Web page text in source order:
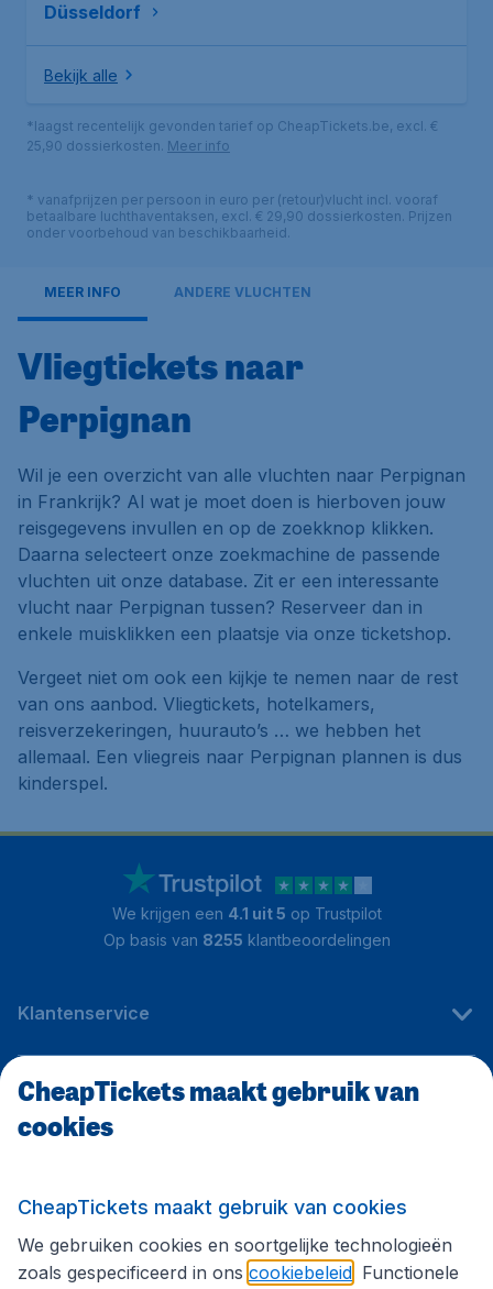
Düsseldorf
Bekijk alle
*laagst recentelijk gevonden tarief op CheapTickets.be, excl. €
25,90 dossierkosten. Meer info
* vanafprijzen per persoon in euro per (retour)vlucht incl. vooraf
betaalbare luchthaventaksen, excl. € 29,90 dossierkosten. Prijzen
onder voorbehoud van beschikbaarheid.
MEER INFO ANDERE VLUCHTEN
Vliegtickets naar
Perpignan
Wil je een overzicht van alle vluchten naar Perpignan
in Frankrijk? Al wat je moet doen is hierboven jouw
reisgegevens invullen en op de zoekknop klikken.
Daarna selecteert onze zoekmachine de passende
vluchten uit onze database. Zit er een interessante
vlucht naar Perpignan tussen? Reserveer dan in
enkele muisklikken een plaatsje via onze ticketshop.
Vergeet niet om ook een kijkje te nemen naar de rest
van ons aanbod. Vliegtickets, hotelkamers,
reisverzekeringen, huurauto’s … we hebben het
allemaal. Een vliegreis naar Perpignan plannen is dus
kinderspel.
We krijgen een 4.1 uit 5 op Trustpilot
Op basis van 8255 klantbeoordelingen
Klantenservice
CheapTickets.be
Volg CheapTickets.be
CheapTickets maakt gebruik van
cookies
CheapTickets maakt gebruik van cookies
We gebruiken cookies en soortgelijke technologieën
zoals gespecificeerd in ons cookiebeleid . Functionele